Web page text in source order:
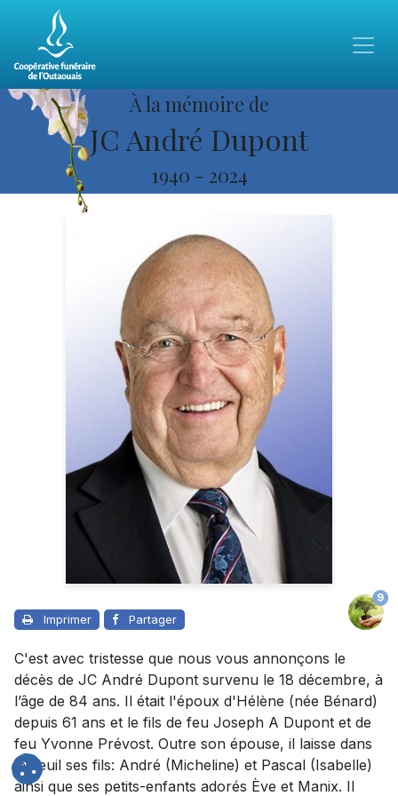
À la mémoire de
JC André Dupont
1940 - 2024
Imprimer Partager
9
C'est avec tristesse que nous vous annonçons le
décès de JC André Dupont survenu le 18 décembre, à
l’âge de 84 ans. Il était l'époux d'Hélène (née Bénard)
depuis 61 ans et le fils de feu Joseph A Dupont et de
feu Yvonne Prévost. Outre son épouse, il laisse dans
le deuil ses fils: André (Micheline) et Pascal (Isabelle)
ainsi que ses petits-enfants adorés Ève et Manix. Il